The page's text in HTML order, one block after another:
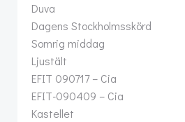
Duva
Dagens Stockholmsskörd
Somrig middag
Ljustält
EFIT 090717 – Cia
EFIT-090409 – Cia
Kastellet